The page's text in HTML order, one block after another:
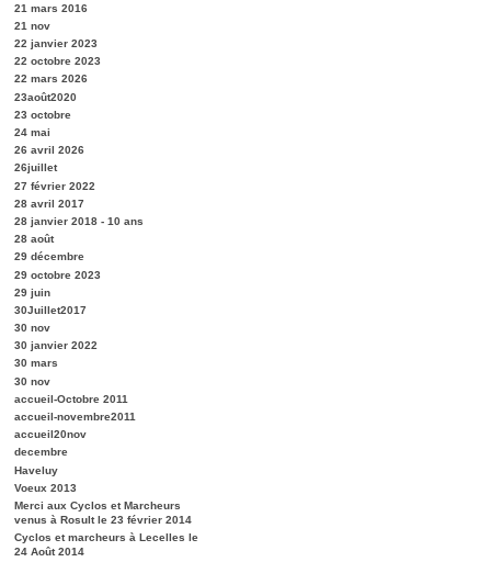
21 mars 2016
21 nov
22 janvier 2023
22 octobre 2023
22 mars 2026
23août2020
23 octobre
24 mai
26 avril 2026
26juillet
27 février 2022
28 avril 2017
28 janvier 2018 - 10 ans
28 août
29 décembre
29 octobre 2023
29 juin
30Juillet2017
30 nov
30 janvier 2022
30 mars
30 nov
accueil-Octobre 2011
accueil-novembre2011
accueil20nov
decembre
Haveluy
Voeux 2013
Merci aux Cyclos et Marcheurs
venus à Rosult le 23 février 2014
Cyclos et marcheurs à Lecelles le
24 Août 2014